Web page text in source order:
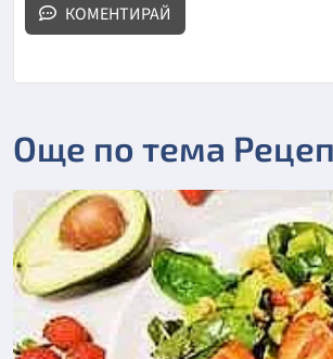
КОМЕНТИРАЙ
Още по тема